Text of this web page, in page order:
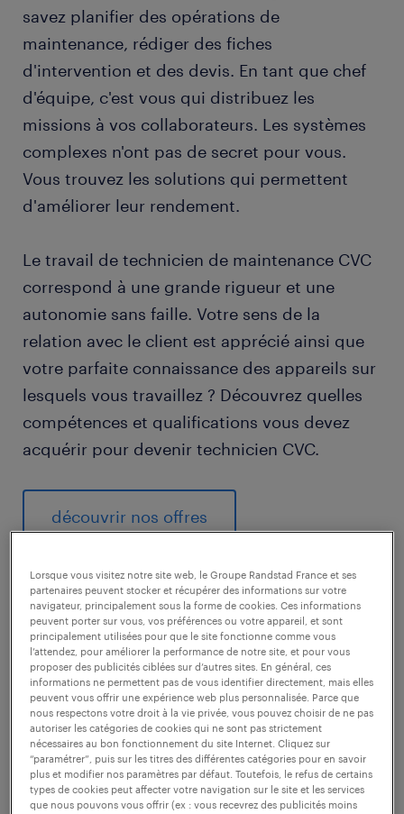
savez planifier des opérations de
maintenance, rédiger des fiches
d'intervention et des devis. En tant que chef
d'équipe, c'est vous qui distribuez les
missions à vos collaborateurs. Les systèmes
complexes n'ont pas de secret pour vous.
Vous trouvez les solutions qui permettent
d'améliorer leur rendement.
Le travail de technicien de maintenance CVC
correspond à une grande rigueur et une
autonomie sans faille. Votre sens de la
relation avec le client est apprécié ainsi que
votre parfaite connaissance des appareils sur
lesquels vous travaillez ? Découvrez quelles
compétences et qualifications vous devez
acquérir pour devenir technicien CVC.
découvrir nos offres
1
salaire moyen au poste de
technicien CVC
Lesalaire d'un technicien CVCdébute autour
Lorsque vous visitez notre site web, le Groupe Randstad France et ses
partenaires peuvent stocker et récupérer des informations sur votre
navigateur, principalement sous la forme de cookies. Ces informations
peuvent porter sur vous, vos préférences ou votre appareil, et sont
principalement utilisées pour que le site fonctionne comme vous
l’attendez, pour améliorer la performance de notre site, et pour vous
proposer des publicités ciblées sur d’autres sites. En général, ces
informations ne permettent pas de vous identifier directement, mais elles
peuvent vous offrir une expérience web plus personnalisée. Parce que
nous respectons votre droit à la vie privée, vous pouvez choisir de ne pas
autoriser les catégories de cookies qui ne sont pas strictement
nécessaires au bon fonctionnement du site Internet. Cliquez sur
“paramétrer”, puis sur les titres des différentes catégories pour en savoir
plus et modifier nos paramètres par défaut. Toutefois, le refus de certains
types de cookies peut affecter votre navigation sur le site et les services
que nous pouvons vous offrir (ex : vous recevrez des publicités moins